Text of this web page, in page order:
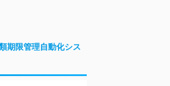
期限管理自動化シス